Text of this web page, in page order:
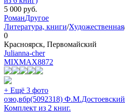
5 000 руб.
РоманДругое
Литература, книги/Художественная
0
Красноярск, Первомайский
Julianna-cher
MIXMAX8872
+ Ещё 3 фото
озю,вбр(5092318)
Комплект из 2 книг.